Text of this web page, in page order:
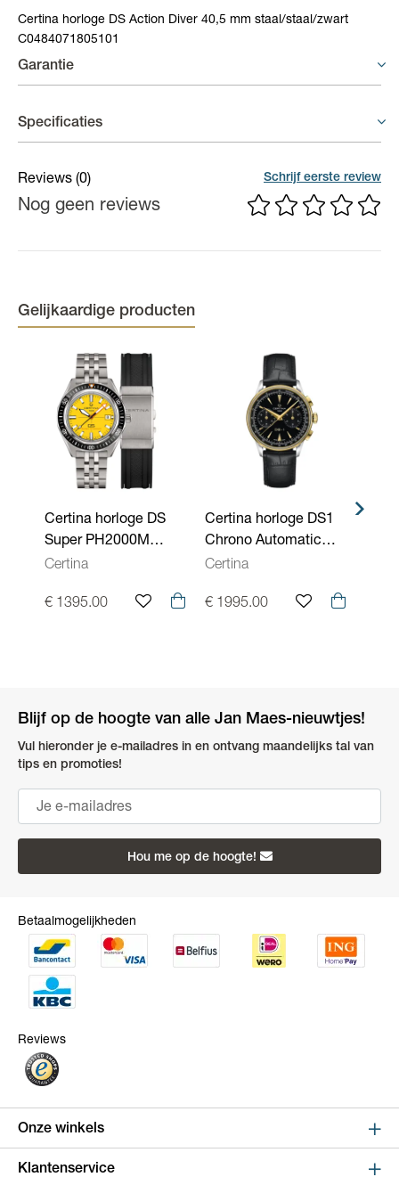
Certina horloge DS Action Diver 40,5 mm staal/staal/zwart
C0484071805101
Garantie
van 2 jaar op fabricagefouten aan het binnenwerk.
Specificaties
Materiaal band
Gangreserve
Kleur kast Zilverkleurig
Kleur band Zwart, Geel
wijzerplaat
Zwart
Binnenwerk Automatisch
Waterdichtheid 30 ATM - 300 meter
Uurwerken
Swiss Made, Saffierglas, Nivachron®
balansveer, Super-LumiNova® , Aflezing:
analoog, Gespsluiting
Reviews (0) Schrijf eerste review
Nog geen reviews
Gelijkaardige producten
Certina horloge DS
Super PH2000M
Powermatic 80
Certina
€ 1395.00
Certina horloge DS1
Chrono Automatic
C0294622605100
Certina
€ 1995.00
Blijf op de hoogte van alle Jan Maes-nieuwtjes!
Vul hieronder je e-mailadres in en ontvang maandelijks tal van
tips en promoties!
Hou me op de hoogte!
Betaalmogelijkheden
Reviews
Onze winkels
Sint Niklaas
Klantenservice